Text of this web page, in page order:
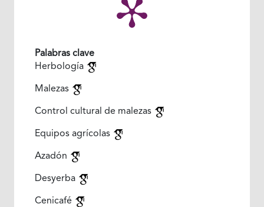
Palabras clave
Herbología
Malezas
Control cultural de malezas
Equipos agrícolas
Azadón
Desyerba
Cenicafé